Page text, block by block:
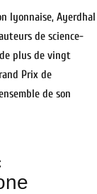
lyonnaise, Ayerdhal
de science-
plus de vingt
Prix de
de son